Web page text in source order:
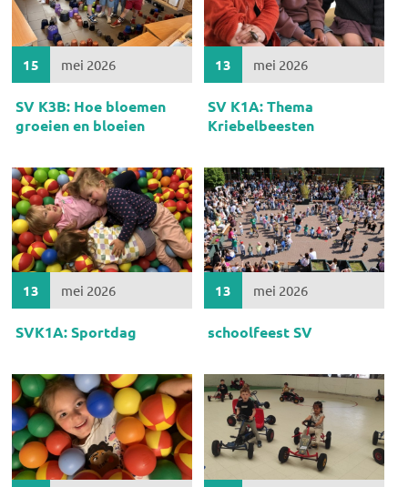
15 mei 2026
SV K3B: Hoe bloemen
groeien en bloeien
13 mei 2026
SV K1A: Thema
Kriebelbeesten
13 mei 2026
SVK1A: Sportdag
13 mei 2026
schoolfeest SV